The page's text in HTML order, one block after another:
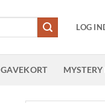
LOG
GAVEKORT